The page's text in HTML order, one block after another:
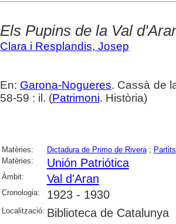
Els Pupins de la Val
Clara i Resplandis, Josep
En: Garona-Nogueres. Cassà de
58-59 : il. (Patrimoni. Història)
Matèries: Dictadura de Primo de Rivera;
Matèries:
Unión Patriótica
Àmbit: Val d'Aran
Cronologia: 1923 - 1930
Localització: Biblioteca de Catalunya